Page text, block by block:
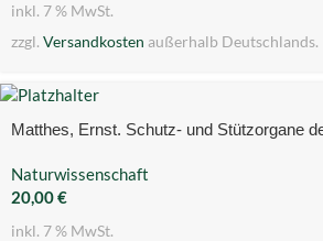
inkl. 7 % MwSt.
zzgl. Versandkosten außerhalb Deutschlands.
Matthes, Ernst. Schutz- und Stützorgane
Naturwissenschaft
20,00€
inkl. 7 % MwSt.